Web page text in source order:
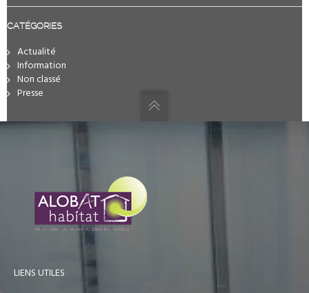
CATÉGORIES
Actualité
Information
Non classé
Presse
LIENS UTILES